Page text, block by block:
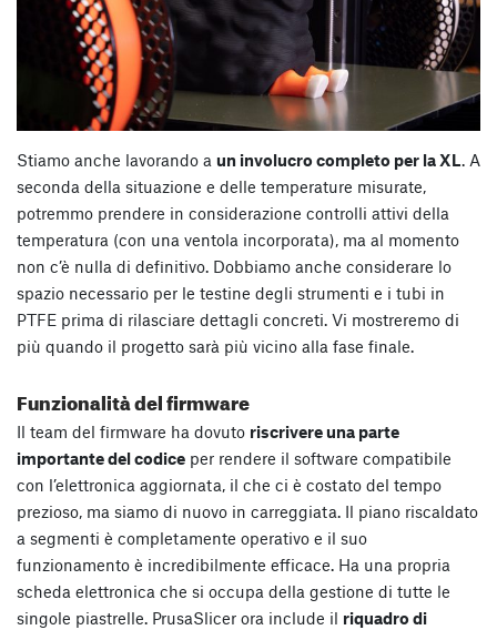
Stiamo anche lavorando a un involucro completo per la XL. A
seconda della situazione e delle temperature misurate,
potremmo prendere in considerazione controlli attivi della
temperatura (con una ventola incorporata), ma al momento
non c’è nulla di definitivo. Dobbiamo anche considerare lo
spazio necessario per le testine degli strumenti e i tubi in
PTFE prima di rilasciare dettagli concreti. Vi mostreremo di
più quando il progetto sarà più vicino alla fase finale.
Funzionalità del firmware
Il team del firmware ha dovuto riscrivere una parte
importante del codice per rendere il software compatibile
con l’elettronica aggiornata, il che ci è costato del tempo
prezioso, ma siamo di nuovo in carreggiata. Il piano riscaldato
a segmenti è completamente operativo e il suo
funzionamento è incredibilmente efficace. Ha una propria
scheda elettronica che si occupa della gestione di tutte le
singole piastrelle. PrusaSlicer ora include il riquadro di